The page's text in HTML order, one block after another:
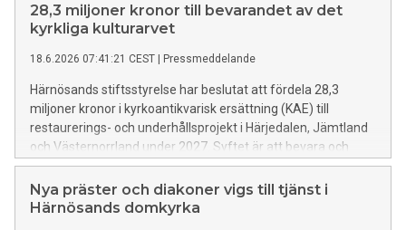
28,3 miljoner kronor till bevarandet av det
kyrkliga kulturarvet
18.6.2026 07:41:21 CEST | Pressmeddelande
Härnösands stiftsstyrelse har beslutat att fördela 28,3
miljoner kronor i kyrkoantikvarisk ersättning (KAE) till
restaurerings- och underhållsprojekt i Härjedalen, Jämtland
och Västernorrland under 2027. Syftet är att bevara och
utveckla det kyrkliga kulturarvet så att kyrkor och kapell med
höga kulturhistoriska värden kan förvaltas för framtida
generationer.
Nya präster och diakoner vigs till tjänst i
Härnösands domkyrka